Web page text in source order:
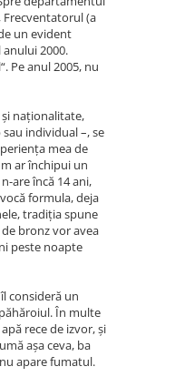
Frecventatorul (a
un evident
2000.
Pe anul 2005, nu
naționalitate,
individual –, se
mea de
ar închipui un
are încă 14 ani,
formula, deja
tradiţia spune
bronz vor avea
peste noapte
consideră un
În multe
rece de izvor, şi
aşa ceva, ba
apare fumatul.